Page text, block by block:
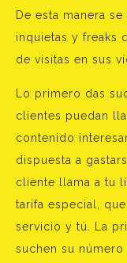
De esta manera
inquietas y freaks
de visitas en sus
Lo primero das
clientes puedan
contenido
dispuesta a
cliente llama a tu
tarifa especial,
servicio y tú. La
suchen su